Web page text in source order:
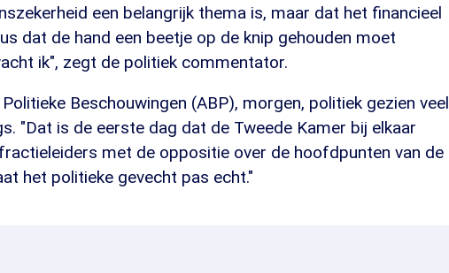
een belangrijk thema is, maar dat het financieel
dat de hand een beetje op de knip gehouden moet
ik", zegt de politiek commentator.
Beschouwingen (ABP), morgen, politiek gezien veel
"Dat is de eerste dag dat de Tweede Kamer bij elkaar
met de oppositie over de hoofdpunten van de
het politieke gevecht pas echt."